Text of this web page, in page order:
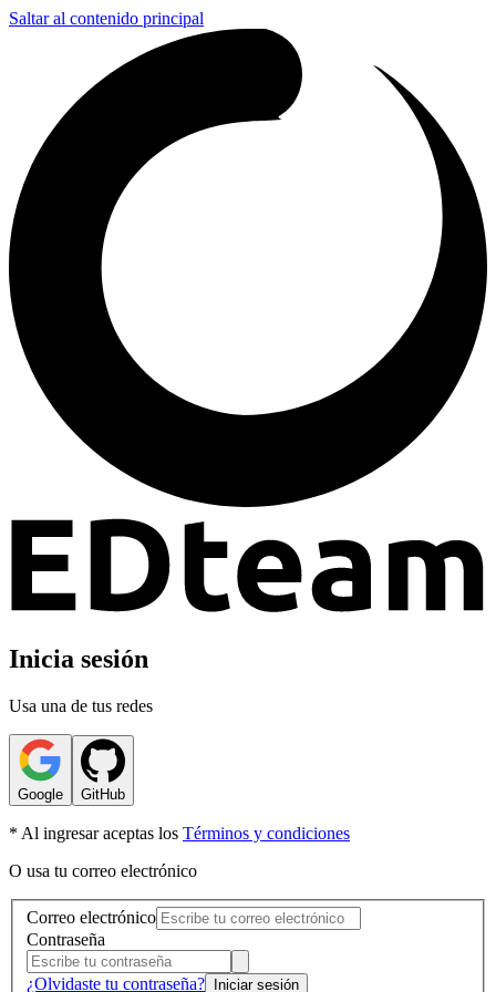
Saltar al contenido principal
Inicia sesión
Usa una de tus redes
Google GitHub
* Al ingresar aceptas los Términos y condiciones
O usa tu correo electrónico
Correo electrónico
Contraseña
¿Olvidaste tu contraseña? Iniciar sesión